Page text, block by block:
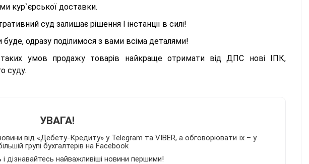
кур`єрської доставки.
суд залишає рішення І інстанції в силі!
одразу поділимося з вами всіма деталями!
умов продажу товарів найкраще отримати від ДПС нові ІПК,
суду.
УВАГА!
від «Дебету-Кредиту» у Telegram та VIBER, а обговорювати їх – у
групі бухгалтерів на Facebook
дізнавайтесь найважливіші новини першими!